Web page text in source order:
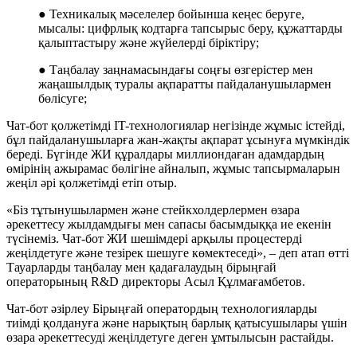
● Техникалық мәселелер бойынша кеңес беруге,
мысалы: цифрлық кодтарға тапсырыс беру, құжаттарды
қалыптастыру және жүйелерді біріктіру;
● Таңбалау заңнамасындағы соңғы өзгерістер мен
жаңашылдық туралы ақпаратты пайдаланушылармен
бөлісуге;
Чат-бот қолжетімді IT-технологиялар негізінде жұмыс істейді,
бұл пайдаланушыларға жан-жақты ақпарат ұсынуға мүмкіндік
береді. Бүгінде ЖИ құралдары миллиондаған адамдардың
өмірінің ажырамас бөлігіне айналып, жұмыс тапсырмаларын
жеңіл әрі қолжетімді етіп отыр.
«Біз тұтынушылармен және стейкхолдерлермен өзара
әрекеттесу жылдамдығы мен сапасы басымдыққа ие екенін
түсінеміз. Чат-бот ЖИ шешімдері арқылы процестерді
жеңілдетуге және тезірек шешуге көмектеседі», – деп атап өтті
Тауарларды таңбалау мен қадағалаудың бірыңғай
операторының R&D директоры Асыл Құлмағамбетов.
Чат-бот әзірлеу Бірыңғай оператордың технологияларды
тиімді қолдануға және нарықтың барлық қатысушылары үшін
өзара әрекеттесуді жеңілдетуге деген ұмтылысын растайды.